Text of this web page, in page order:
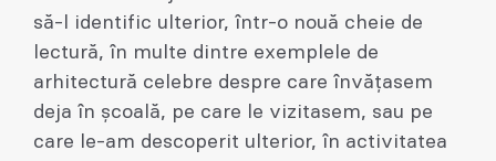
să-l identific ulterior, într-o nouă cheie de
lectură, în multe dintre exemplele de
arhitectură celebre despre care învăţasem
deja în şcoală, pe care le vizitasem, sau pe
care le-am descoperit ulterior, în activitatea